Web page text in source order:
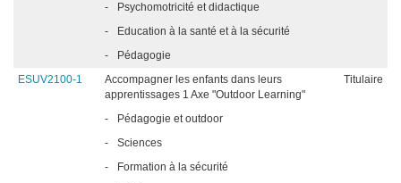
-
Psychomotricité et didactique
-
Education à la santé et à la sécurité
-
Pédagogie
ESUV2100-1
Accompagner les enfants dans leurs
apprentissages 1 Axe "Outdoor Learning"
Titulaire
-
Pédagogie et outdoor
-
Sciences
-
Formation à la sécurité